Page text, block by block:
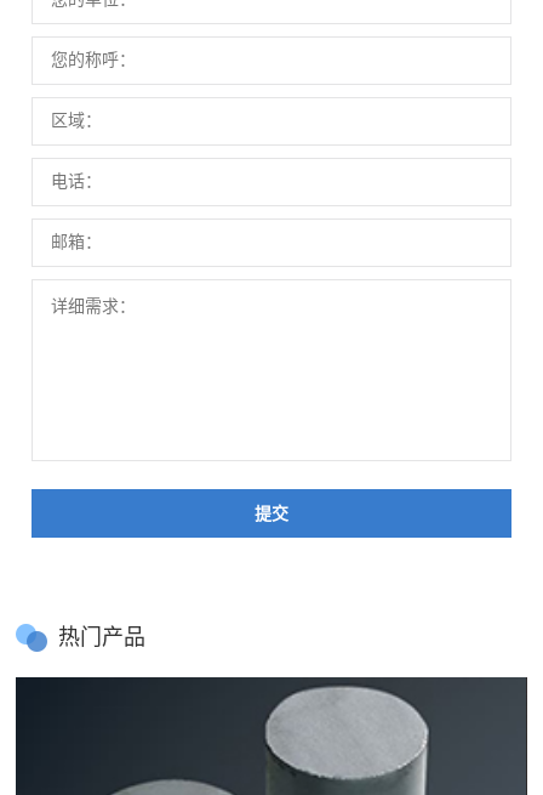
提交
热门产品